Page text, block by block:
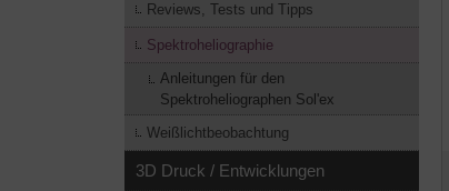
Reviews, Tests und Tipps
Spektroheliographie
Anleitungen für den
Spektroheliographen Sol'ex
Weißlichtbeobachtung
3D Druck / Entwicklungen